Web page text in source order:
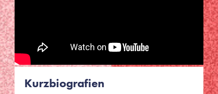
Kurzbiografien